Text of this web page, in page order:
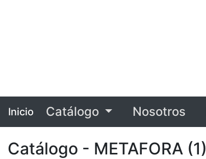
Inicio Catálogo Nosotros
Catálogo - METAFORA (1)